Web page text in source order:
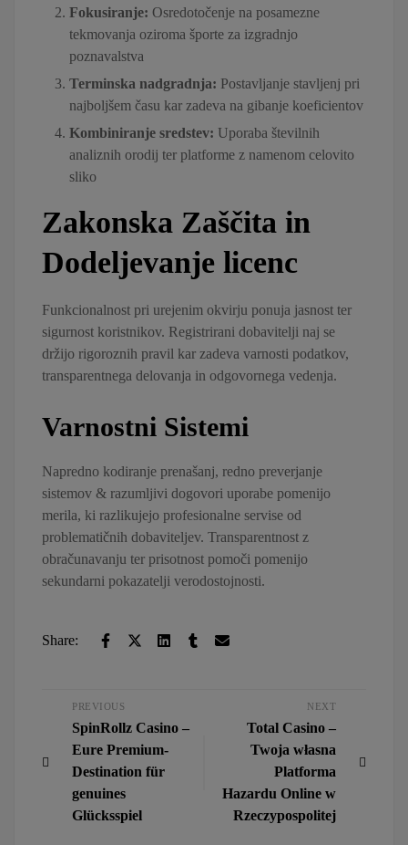
Fokusiranje: Osredotočenje na posamezne
tekmovanja oziroma športe za izgradnjo
poznavalstva
Terminska nadgradnja: Postavljanje stavljenj pri
najboljšem času kar zadeva na gibanje koeficientov
Kombiniranje sredstev: Uporaba številnih
analiznih orodij ter platforme z namenom celovito
sliko
Zakonska Zaščita in
Dodeljevanje licenc
Funkcionalnost pri urejenim okvirju ponuja jasnost ter
sigurnost koristnikov. Registrirani dobavitelji naj se
držijo rigoroznih pravil kar zadeva varnosti podatkov,
transparentnega delovanja in odgovornega vedenja.
Varnostni Sistemi
Napredno kodiranje prenašanj, redno preverjanje
sistemov & razumljivi dogovori uporabe pomenijo
merila, ki razlikujejo profesionalne servise od
problematičnih dobaviteljev. Transparentnost z
obračunavanju ter prisotnost pomoči pomenijo
sekundarni pokazatelji verodostojnosti.
Share:
PREVIOUS
SpinRollz Casino –
Eure Premium-
Destination für
genuines
Glücksspiel
NEXT
Total Casino –
Twoja własna
Platforma
Hazardu Online w
Rzeczypospolitej